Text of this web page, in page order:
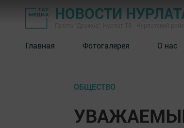
НОВОСТИ
Главная Фотогалерея О нас
ОБЩЕСТВО